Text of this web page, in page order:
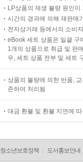
LP상품의 재생 불량 원인
시간의 경과에 의해 재판매
전자상거래 등에서의 소비
eBook 세트 상품은 일괄 구
1개의 상품으로 취급 및 판
우, 세트 상품 전부 및 세트
상품의 불량에 의한 반품,
준하여 처리됨
대금 환불 및 환불 지연에
청소년보호정책 도서홍보안내